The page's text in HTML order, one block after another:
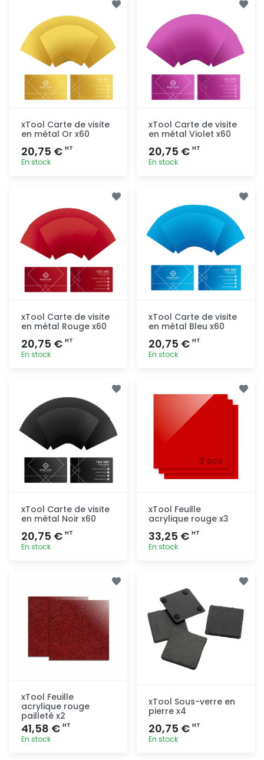
xTool Carte de visite
en métal Or x60
20,75 € HT
En stock
xTool Carte de visite
en métal Violet x60
20,75 € HT
En stock
xTool Carte de visite
en métal Rouge x60
20,75 € HT
En stock
xTool Carte de visite
en métal Bleu x60
20,75 € HT
En stock
rapide
xTool Carte de visite
en métal Noir x60
20,75 € HT
En stock
xTool Feuille
acrylique rouge x3
33,25 € HT
En stock
xTool Feuille
acrylique rouge
pailleté x2
41,58 € HT
En stock
xTool Sous-verre en
pierre x4
20,75 € HT
En stock